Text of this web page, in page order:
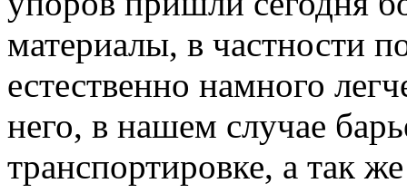
материалы, в частности
естественно намного
него, в нашем случае
транспортировке, а так